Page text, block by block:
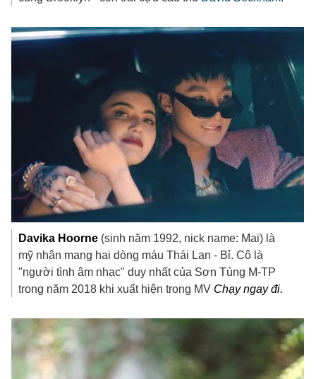
Davika Hoorne (sinh năm 1992, nick name: Mai) là
mỹ nhân mang hai dòng máu Thái Lan - Bỉ. Cô là
"người tình âm nhạc" duy nhất của Sơn Tùng M-TP
trong năm 2018 khi xuất hiện trong MV Chạy ngay đi.